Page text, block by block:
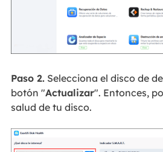
Paso 2.Selecciona el disco de
botón "Actualizar". Entonces,
salud de tu disco.